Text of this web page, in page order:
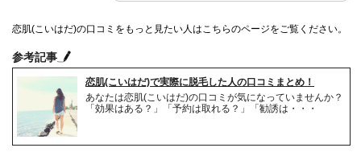
恋肌(こいはだ)の口コミをもっと見たい人はこちらのページをご覧ください。
参考記事
恋肌(こいはだ)で実際に脱毛した人の口コミまとめ！
あなたは恋肌(こいはだ)の口コミが気になっていませんか？
「効果はある？」「予約は取れる？」「勧誘は・・・